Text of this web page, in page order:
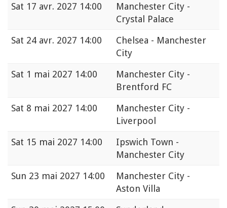
Sat 17 avr. 2027 14:00
Manchester City -
Crystal Palace
Sat 24 avr. 2027 14:00
Chelsea - Manchester
City
Sat 1 mai 2027 14:00
Manchester City -
Brentford FC
Sat 8 mai 2027 14:00
Manchester City -
Liverpool
Sat 15 mai 2027 14:00
Ipswich Town -
Manchester City
Sun 23 mai 2027 14:00
Manchester City -
Aston Villa